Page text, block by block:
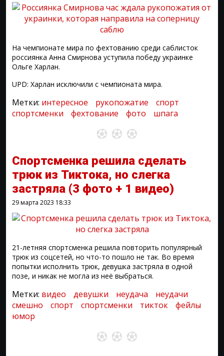
На чемпионате мира по фехтованию среди саблисток
россиянка Анна Смирнова уступила победу украинке
Ольге Харлан.
UPD: Харлан исключили с чемпионата мира.
Метки: интересное рукопожатие
спорт
спортсменки
фехтование фото шпага
Спортсменка решила сделать
трюк из Тиктока, но слегка
застряла (3 фото + 1 видео)
29 марта 2023 18:33
21-летняя спортсменка решила повторить популярный
трюк из соцсетей, но что-то пошло не так. Во время
попытки исполнить трюк, девушка застряла в одной
позе, и никак не могла из неё выбраться.
Метки: видео девушки неудача
неудачи
смешно
спорт спортсменки тикток
фейлы
юмор